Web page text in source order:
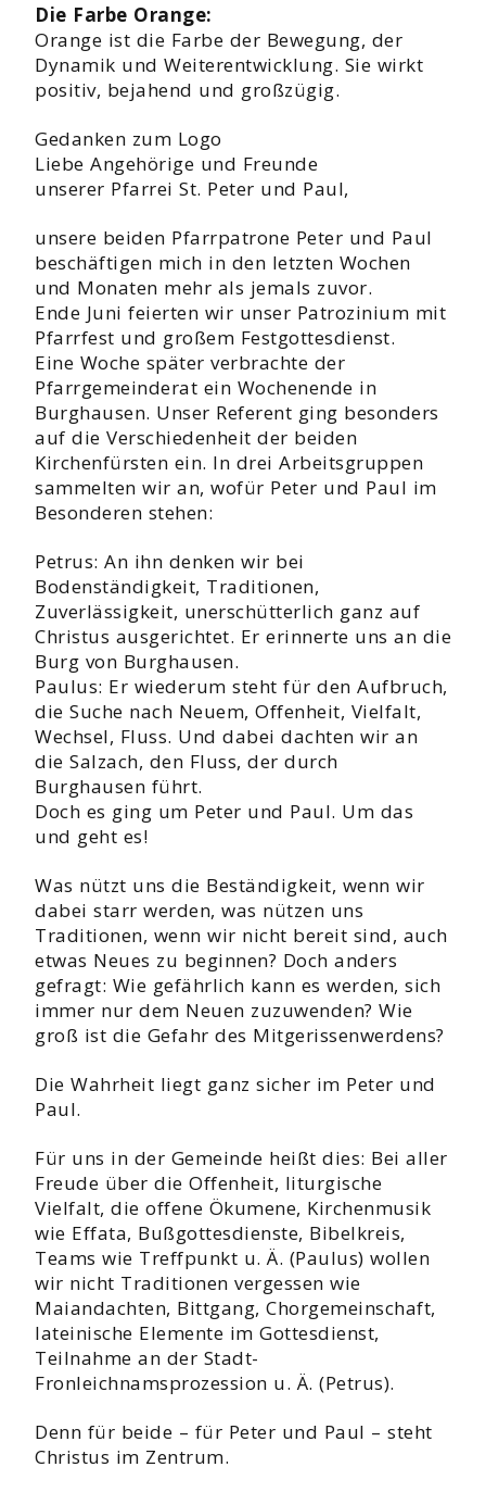
Die Farbe Orange:
Orange ist die Farbe der Bewegung, der
Dynamik und Weiterentwicklung. Sie wirkt
positiv, bejahend und großzügig.
Gedanken zum Logo
Liebe Angehörige und Freunde
unserer Pfarrei St. Peter und Paul,
unsere beiden Pfarrpatrone Peter und Paul
beschäftigen mich in den letzten Wochen
und Monaten mehr als jemals zuvor.
Ende Juni feierten wir unser Patrozinium mit
Pfarrfest und großem Festgottesdienst.
Eine Woche später verbrachte der
Pfarrgemeinderat ein Wochenende in
Burghausen. Unser Referent ging besonders
auf die Verschiedenheit der beiden
Kirchenfürsten ein. In drei Arbeitsgruppen
sammelten wir an, wofür Peter und Paul im
Besonderen stehen:
Petrus: An ihn denken wir bei
Bodenständigkeit, Traditionen,
Zuverlässigkeit, unerschütterlich ganz auf
Christus ausgerichtet. Er erinnerte uns an die
Burg von Burghausen.
Paulus: Er wiederum steht für den Aufbruch,
die Suche nach Neuem, Offenheit, Vielfalt,
Wechsel, Fluss. Und dabei dachten wir an
die Salzach, den Fluss, der durch
Burghausen führt.
Doch es ging um Peter und Paul. Um das
und geht es!
Was nützt uns die Beständigkeit, wenn wir
dabei starr werden, was nützen uns
Traditionen, wenn wir nicht bereit sind, auch
etwas Neues zu beginnen? Doch anders
gefragt: Wie gefährlich kann es werden, sich
immer nur dem Neuen zuzuwenden? Wie
groß ist die Gefahr des Mitgerissenwerdens?
Die Wahrheit liegt ganz sicher im Peter und
Paul.
Für uns in der Gemeinde heißt dies: Bei aller
Freude über die Offenheit, liturgische
Vielfalt, die offene Ökumene, Kirchenmusik
wie Effata, Bußgottesdienste, Bibelkreis,
Teams wie Treffpunkt u. Ä. (Paulus) wollen
wir nicht Traditionen vergessen wie
Maiandachten, Bittgang, Chorgemeinschaft,
lateinische Elemente im Gottesdienst,
Teilnahme an der Stadt-
Fronleichnamsprozession u. Ä. (Petrus).
Denn für beide – für Peter und Paul – steht
Christus im Zentrum.